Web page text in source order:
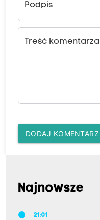
Podpis
Treść komentarza
DODAJ KOMENTARZ
Najnowsze
21:01